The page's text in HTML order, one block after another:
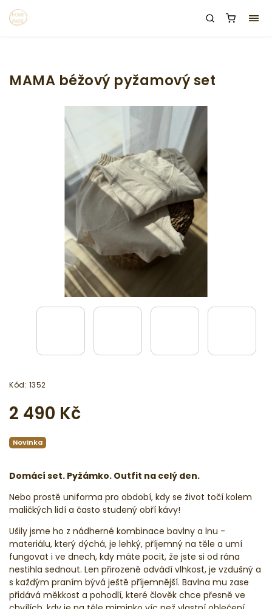
MAMA béžový pyžamový set
Kód: 1352
2 490 Kč
Domácí set. Pyžámko. Outfit na celý den.
Nebo prostě uniforma pro období, kdy se život točí kolem
maličkých lidí a často studený obří kávy!
Ušily jsme ho z nádherné kombinace bavlny a lnu -
materiálu, který dýchá, je lehký, příjemný na těle a umí
fungovat i ve dnech, kdy máte pocit, že jste si od rána
nestihla sednout. Len přirozeně odvádí vlhkost, je vzdušný a
s každým praním bývá ještě příjemnější. Bavlna mu zase
přidává měkkost a pohodlí, které člověk chce přesně ve
Novinka